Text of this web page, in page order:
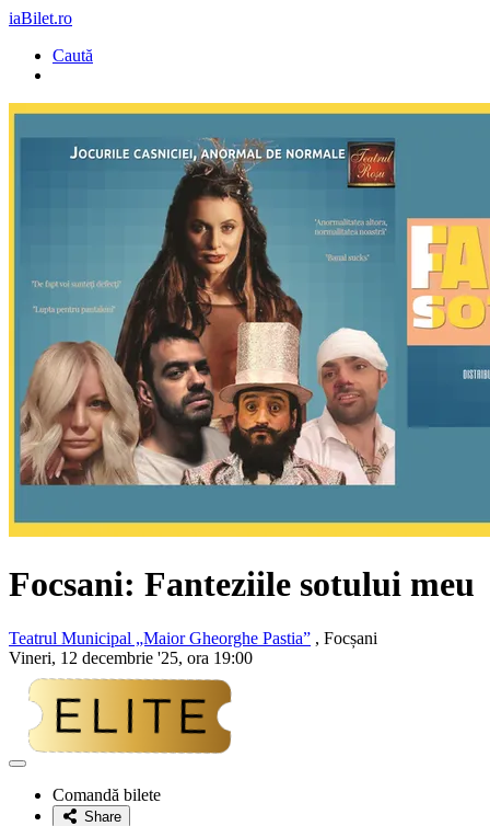
iaBilet.ro
Caută
Focsani: Fanteziile sotului meu
Teatrul Municipal „Maior Gheorghe Pastia” , Focșani
Vineri, 12 decembrie '25, ora 19:00
Adaugă
favoriteComandă bilete
Share